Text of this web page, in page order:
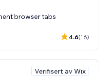
browser tabs
4.6(16)
Verifisert av Wix